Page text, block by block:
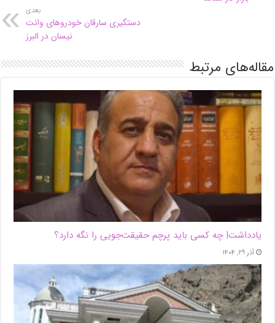
بعدی
دستگیری سارقان خودروهای وانت
نیسان در البرز
مقاله‌های مرتبط
یادداشت| ‌چه کسی باید پرچم حقیقت‌جویی را نگه دارد؟
آذر ۲۹, ۱۴۰۴